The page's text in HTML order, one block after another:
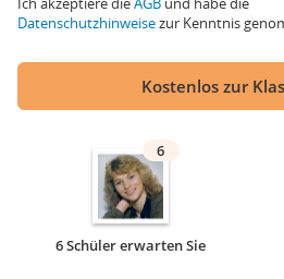
Datenschutzhinweisezur Kenntnis
Kostenlos zur
6
6 Schüler erwarten Sie